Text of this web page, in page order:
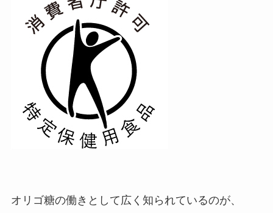
オリゴ糖の働きとして広く知られているのが、